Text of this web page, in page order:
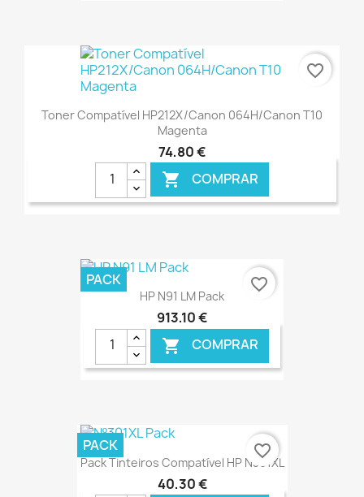
Toner Compatível HP212X/Canon 064H/Canon T10
Magenta
74,80 €
 COMPRAR
favorite_border
HP N91 LM Pack
913,10 €
 COMPRAR
€ ONLINE
PACK favorite_border
Pack Tinteiros Compatível HP N301XL
40,30 €
PACK favorite_border